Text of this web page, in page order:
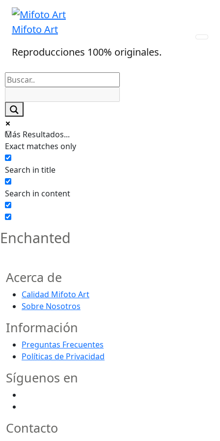
Skip
content
Mifoto Art
Reproducciones 100% originales.
Más Resultados...
Exact matches only
Search in title
Search in content
Enchanted
Acerca de
Calidad Mifoto Art
Sobre Nosotros
Información
Preguntas Frecuentes
Políticas de Privacidad
Síguenos en
Contacto